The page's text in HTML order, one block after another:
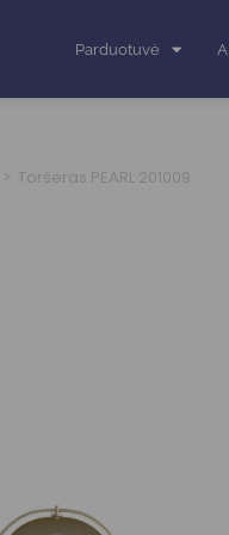
Parduotuvė
> Toršeras PEARL 201009